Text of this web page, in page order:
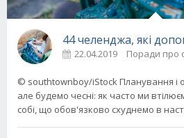
44 челенджа, які
22.04.2019 Поради про
© southtownboy/iStock Планування і
але будемо чесні: як часто ми
собі, що обов'язково схуднемо в